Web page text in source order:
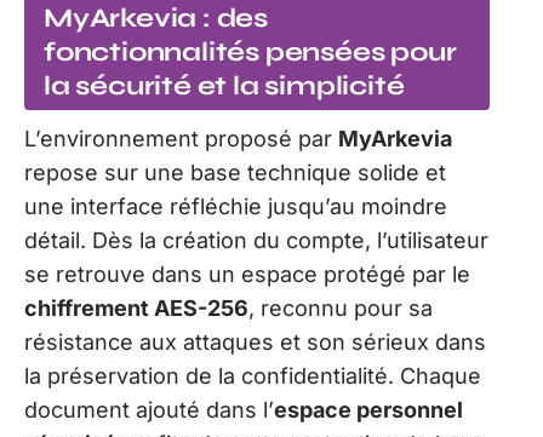
MyArkevia : des
fonctionnalités pensées pour
la sécurité et la simplicité
L’environnement proposé par MyArkevia
repose sur une base technique solide et
une interface réfléchie jusqu’au moindre
détail. Dès la création du compte, l’utilisateur
se retrouve dans un espace protégé par le
chiffrement AES-256, reconnu pour sa
résistance aux attaques et son sérieux dans
la préservation de la confidentialité. Chaque
document ajouté dans l’espace personnel